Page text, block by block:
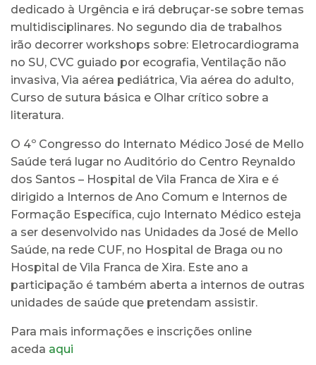
dedicado à Urgência e irá debruçar-se sobre temas
multidisciplinares. No segundo dia de trabalhos
irão decorrer workshops sobre: Eletrocardiograma
no SU, CVC guiado por ecografia, Ventilação não
invasiva, Via aérea pediátrica, Via aérea do adulto,
Curso de sutura básica e Olhar crítico sobre a
literatura.
O 4º Congresso do Internato Médico José de Mello
Saúde terá lugar no Auditório do Centro Reynaldo
dos Santos – Hospital de Vila Franca de Xira e é
dirigido a Internos de Ano Comum e Internos de
Formação Específica, cujo Internato Médico esteja
a ser desenvolvido nas Unidades da José de Mello
Saúde, na rede CUF, no Hospital de Braga ou no
Hospital de Vila Franca de Xira. Este ano a
participação é também aberta a internos de outras
unidades de saúde que pretendam assistir.
Para mais informações e inscrições online
aceda aqui